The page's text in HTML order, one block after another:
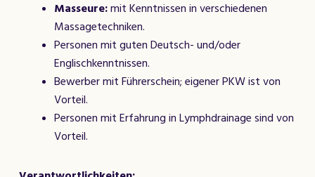
Masseure:mit Kenntnissen in verschiedenen
Massagetechniken.
Personen mit guten Deutsch- und/oder
Englischkenntnissen.
Bewerber mit Führerschein; eigener PKW ist von
Vorteil.
Personen mit Erfahrung in Lymphdrainage sind von
Vorteil.